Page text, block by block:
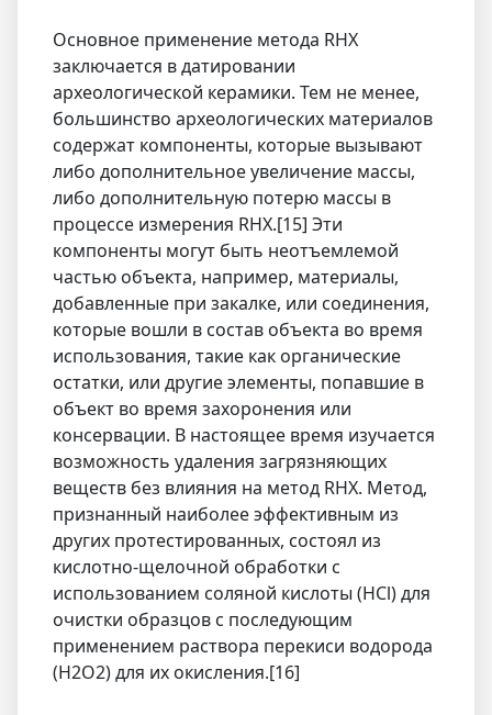
Основное применение метода RHX
заключается в датировании
археологической керамики. Тем не менее,
большинство археологических материалов
содержат компоненты, которые вызывают
либо дополнительное увеличение массы,
либо дополнительную потерю массы в
процессе измерения RHX.[15] Эти
компоненты могут быть неотъемлемой
частью объекта, например, материалы,
добавленные при закалке, или соединения,
которые вошли в состав объекта во время
использования, такие как органические
остатки, или другие элементы, попавшие в
объект во время захоронения или
консервации. В настоящее время изучается
возможность удаления загрязняющих
веществ без влияния на метод RHX. Метод,
признанный наиболее эффективным из
других протестированных, состоял из
кислотно-щелочной обработки с
использованием соляной кислоты (HCl) для
очистки образцов с последующим
применением раствора перекиси водорода
(H2O2) для их окисления.[16]